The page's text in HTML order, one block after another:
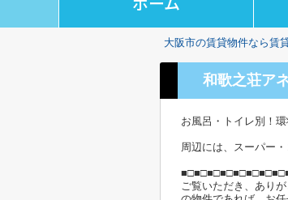
大阪市の賃貸物件なら賃
和歌之荘ア
お風呂・トイレ別！
周辺には、スーパー
ご覧いただき、あり